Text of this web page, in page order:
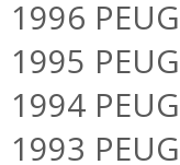
1996
1995
1994
1993